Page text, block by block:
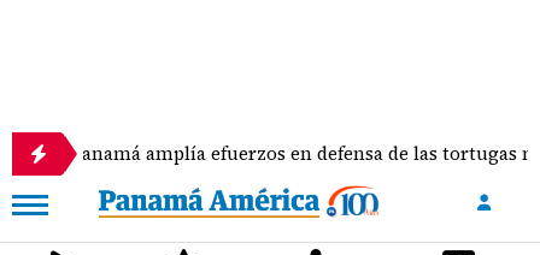
amplía efuerzos en defensa de las tortugas marinas